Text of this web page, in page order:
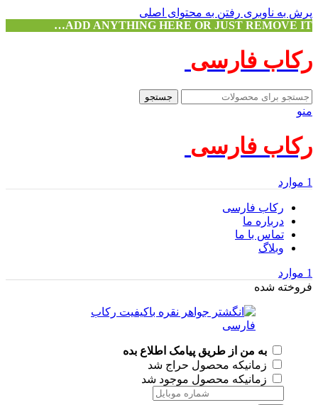
پرش به ناوبری رفتن به محتوای اصلی
ADD ANYTHING HERE OR JUST REMOVE IT…
رکاب فارسی
جستجو
منو
رکاب فارسی
1 موارد
رکاب فارسی
درباره ما
تماس با ما
وبلاگ
1 موارد
فروخته شده
به من از طریق پیامک اطلاع بده
زمانیکه محصول حراج شد
زمانیکه محصول موجود شد